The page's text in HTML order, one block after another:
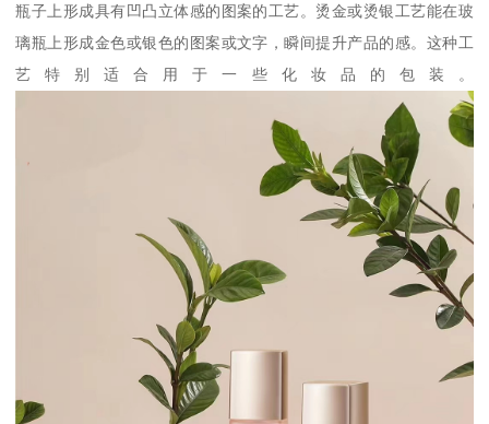
瓶子上形成具有凹凸立体感的图案的工艺。烫金或烫银工艺能在玻
璃瓶上形成金色或银色的图案或文字，瞬间提升产品的感。这种工
艺特别适合用于一些化妆品的包装。